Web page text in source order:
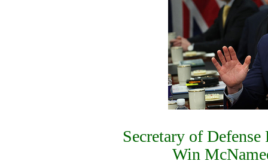
Secretary of
Win